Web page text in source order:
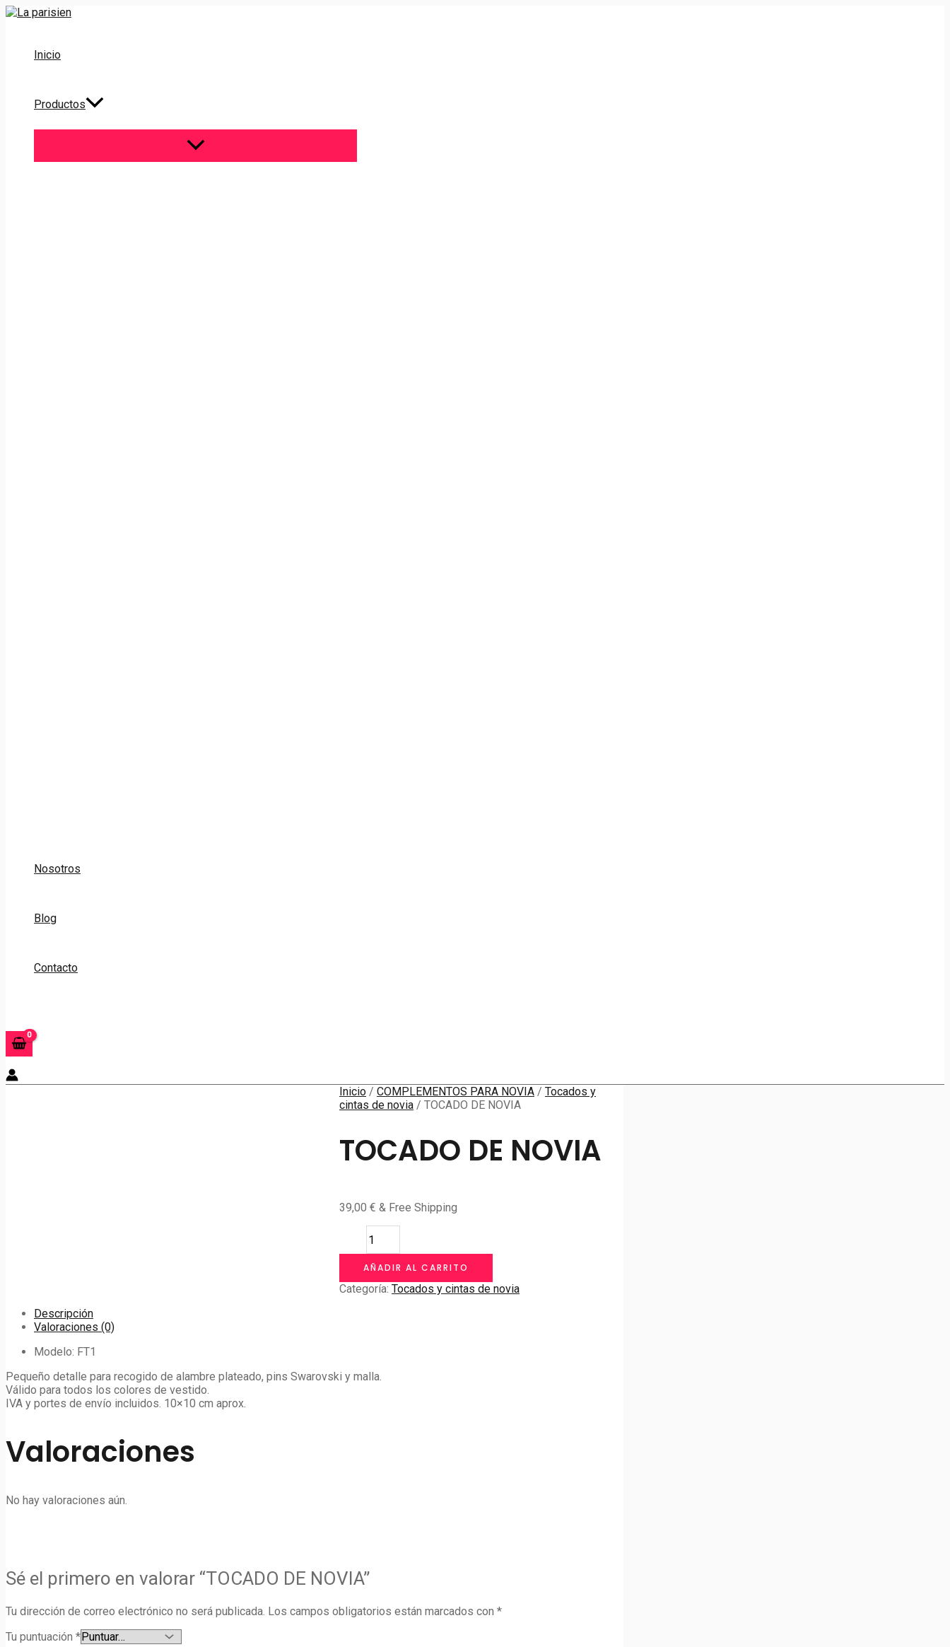
Ir
Inicio
Productos
ALTERNAR
MENÚ
Nosotros
Blog
Contacto
Inicio/ COMPLEMENTOS PARA NOVIA/ Tocados y
cintas de novia/ TOCADO DE NOVIA
TOCADO DE NOVIA
39,00 € & Free Shipping
NOVIA
cantidadAÑADIR AL CARRITO
Categoría: Tocados y cintas de novia
Descripción
Valoraciones (0)
Modelo: FT1
Pequeño detalle para recogido de alambre plateado, pins Swarovski y malla.
Válido para todos los colores de vestido.
IVA y portes de envío incluidos. 10×10 cm aprox.
Valoraciones
No hay valoraciones aún.
Sé el primero en valorar “TOCADO DE NOVIA”
Tu dirección de correo electrónico no será publicada. Los campos obligatorios están marcados con *
Tu puntuación *